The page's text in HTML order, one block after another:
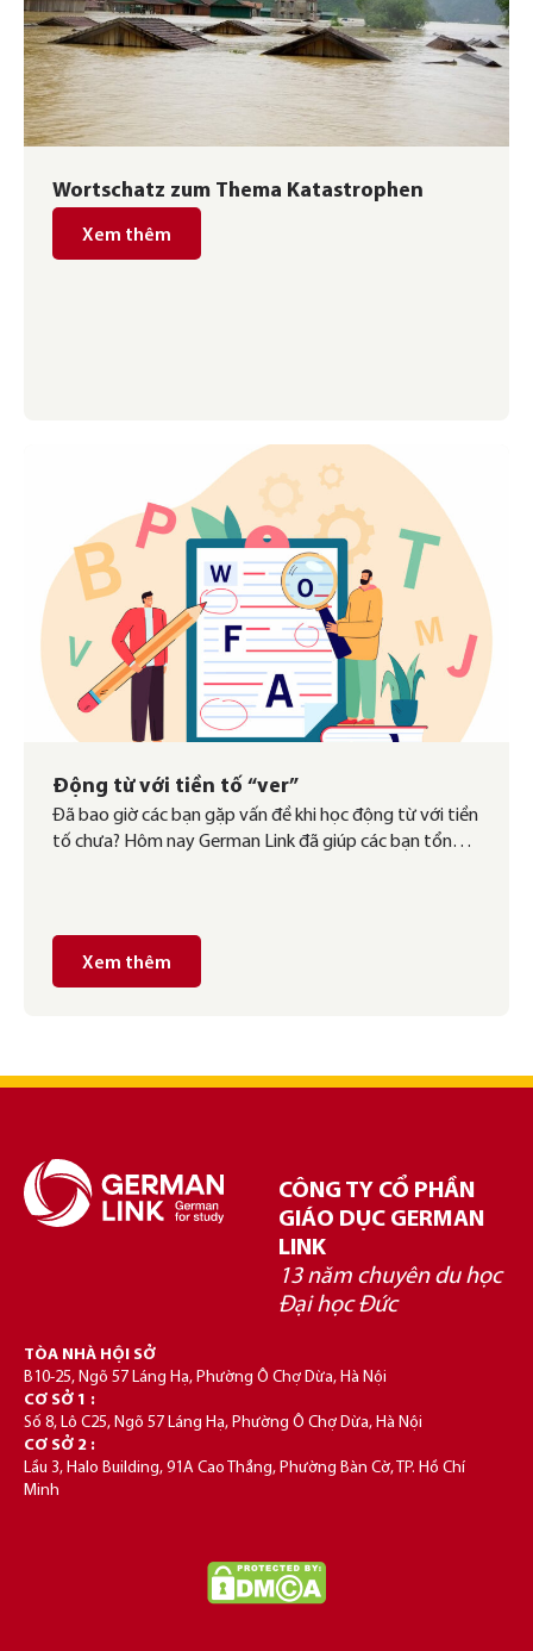
Wortschatz zum Thema Katastrophen
Xem thêm
Động từ với tiền tố “ver”
Đã bao giờ các bạn gặp vấn đề khi học động từ với tiền
tố chưa? Hôm nay German Link đã giúp các bạn tổng
Xem thêm
CÔNG TY CỔ PHẦN
GIÁO DỤC GERMAN
LINK
13 năm chuyên du học
Đại học Đức
TÒA NHÀ HỘI SỞ
B10-25, Ngõ 57 Láng Hạ, Phường Ô Chợ Dừa, Hà Nội
CƠ SỞ 1 :
Số 8, Lô C25, Ngõ 57 Láng Hạ, Phường Ô Chợ Dừa, Hà Nội
CƠ SỞ 2 :
Lầu 3, Halo Building, 91A Cao Thắng, Phường Bàn Cờ, TP. Hồ Chí
Minh